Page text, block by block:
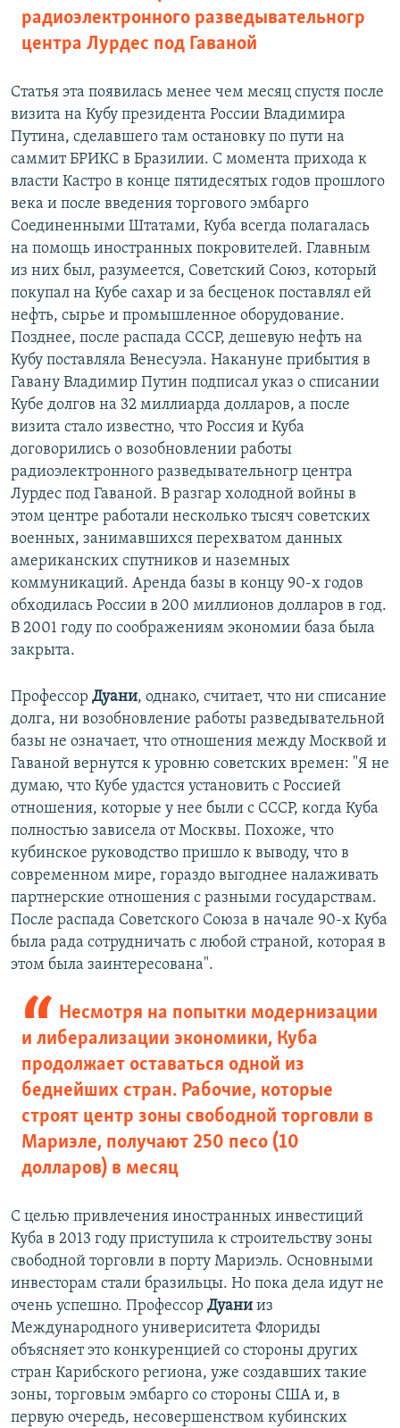
радиоэлектронного разведывательногр
центра Лурдес под Гаваной
Статья эта появилась менее чем месяц спустя после
визита на Кубу президента России Владимира
Путина, сделавшего там остановку по пути на
саммит БРИКС в Бразилии. С момента прихода к
власти Кастро в конце пятидесятых годов прошлого
века и после введения торгового эмбарго
Соединенными Штатами, Куба всегда полагалась
на помощь иностранных покровителей. Главным
из них был, разумеется, Советский Союз, который
покупал на Кубе сахар и за бесценок поставлял ей
нефть, сырье и промышленное оборудование.
Позднее, после распада СССР, дешевую нефть на
Кубу поставляла Венесуэла. Накануне прибытия в
Гавану Владимир Путин подписал указ о списании
Кубе долгов на 32 миллиарда долларов, а после
визита стало известно, что Россия и Куба
договорились о возобновлении работы
радиоэлектронного разведывательногр центра
Лурдес под Гаваной. В разгар холодной войны в
этом центре работали несколько тысяч советских
военных, занимавшихся перехватом данных
американских спутников и наземных
коммуникаций. Аренда базы в концу 90-х годов
обходилась России в 200 миллионов долларов в год.
В 2001 году по соображениям экономии база была
закрыта.
Профессор Дуани, однако, считает, что ни списание
долга, ни возобновление работы разведывательной
базы не означает, что отношения между Москвой и
Гаваной вернутся к уровню советских времен: "Я не
думаю, что Кубе удастся установить с Россией
отношения, которые у нее были с СССР, когда Куба
полностью зависела от Москвы. Похоже, что
кубинское руководство пришло к выводу, что в
современном мире, гораздо выгоднее налаживать
партнерские отношения с разными государствам.
После распада Советского Союза в начале 90-х Куба
была рада сотрудничать с любой страной, которая в
этом была заинтересована".
Несмотря на попытки модернизации
и либерализации экономики, Куба
продолжает оставаться одной из
беднейших стран. Рабочие, которые
строят центр зоны свободной торговли в
Мариэле, получают 250 песо (10
долларов) в месяц
С целью привлечения иностранных инвестиций
Куба в 2013 году приступила к строительству зоны
свободной торговли в порту Мариэль. Основными
инвесторам стали бразильцы. Но пока дела идут не
очень успешно. Профессор Дуани из
Международного универиситета Флориды
объясняет это конкуренцией со стороны других
стран Карибского региона, уже создавших такие
зоны, торговым эмбарго со стороны США и, в
первую очередь, несовершенством кубинских